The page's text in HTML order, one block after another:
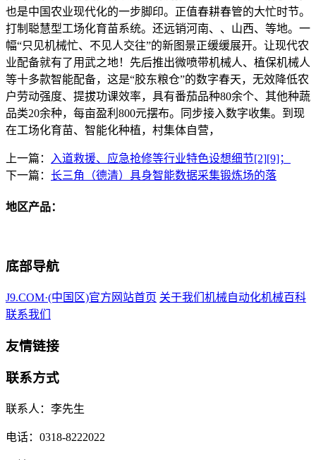
也是中国农业现代化的一步脚印。正值春耕春管的大忙时节。
打制聪慧型工场化育苗系统。还远销河南、、山西、等地。一
幅“只见机械忙、不见人交往”的新图景正缓缓展开。让现代农
业配备就有了用武之地！先后推出微喷带机械人、植保机械人
等十多款智能配备，这是“胶东粮仓”的数字春天，无效降低农
户劳动强度、提拔功课效率，具有番茄品种80余个、其他种蔬
品类20余种，每亩盈利800元摆布。同步接入数字收集。到现
在工场化育苗、智能化种植，村集体自营，
上一篇：
入道救援、应急抢修等行业特色设想细节[2][9]；
下一篇： 长三角（德清）具身智能数据采集锻炼场的落
地区产品：
底部导航
J9.COM·(中国区)官方网站首页 关于我们 机械自动化机械百科
联系我们
友情链接
联系方式
联系人：李先生
电话：0318-8222022